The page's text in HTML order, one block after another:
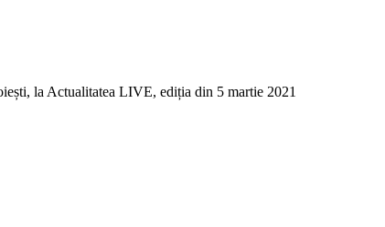
la Actualitatea LIVE, ediția din 5 martie 2021